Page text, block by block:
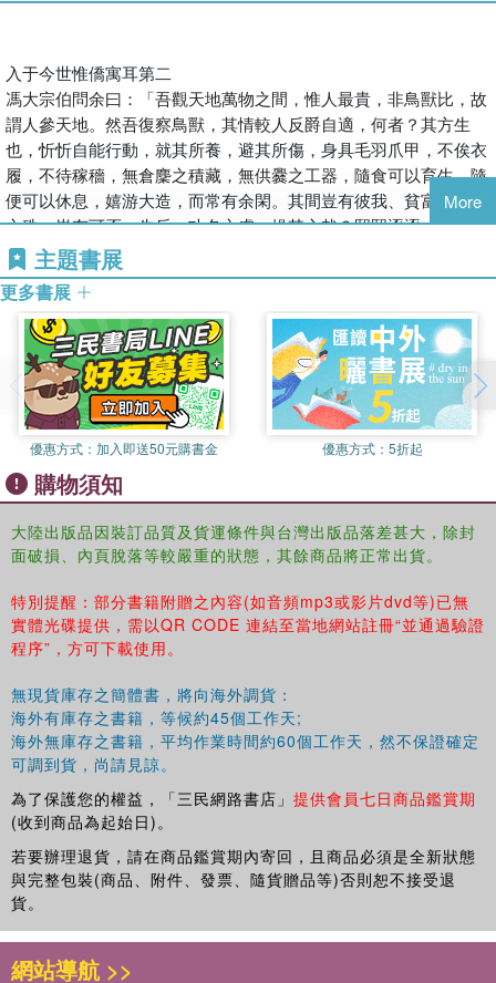
入于今世惟僑寓耳第二
馮大宗伯問余曰：「吾觀天地萬物之間，惟人最貴，非鳥獸比，故
謂人參天地。然吾復察鳥獸，其情較人反爵自適，何者？其方生
也，忻忻自能行動，就其所養，避其所傷，身具毛羽爪甲，不俟衣
履，不待稼穡，無倉麇之積藏，無供爨之工器，隨食可以育生，隨
便可以休息，嬉游大造，而常有余閑。其間豈有彼我、貧富、尊卑
之殊，豈有可否、先后、功名之慮，操其心哉？熙熙逐逐，日從其
所欲爾矣。
人之生也，母先痛苦，赤身出胎，開口便哭，似已自知生世之難。
初生而弱，步不能移，三春之后，方免懷抱，仕則各有所役，無不
苦勞。農夫四時反土于畎畝，客旅經年遍度于山海，百工無時不勤
動手足，士人晝夜劇神彈思焉。
More
主題書展
更多書展
優惠方式： 加入即送50元購書金 優惠方式： 5折起
購物須知
大陸出版品因裝訂品質及貨運條件與台灣出版品落差甚大，除封
面破損、內頁脫落等較嚴重的狀態，其餘商品將正常出貨。
特別提醒：部分書籍附贈之內容(如音頻mp3或影片dvd等)已無
實體光碟提供，需以QR CODE 連結至當地網站註冊“並通過驗證
程序”，方可下載使用。
無現貨庫存之簡體書，將向海外調貨：
海外有庫存之書籍，等候約45個工作天;
海外無庫存之書籍，平均作業時間約60個工作天，然不保證確定
可調到貨，尚請見諒。
為了保護您的權益，「三民網路書店」 提供會員七日商品鑑賞期
(收到商品為起始日)。
若要辦理退貨，請在商品鑑賞期內寄回，且商品必須是全新狀態
與完整包裝(商品、附件、發票、隨貨贈品等)否則恕不接受退
貨。
網站導航 >>